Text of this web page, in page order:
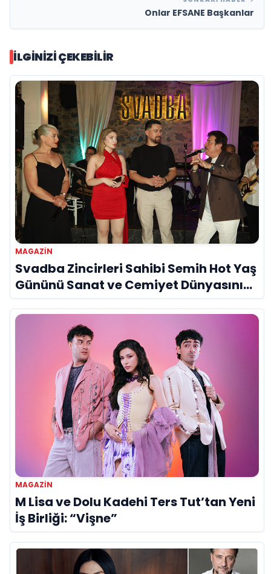
Onlar EFSANE Başkanlar
İLGINIZI ÇEKEBILIR
MAGAZIN
Svadba Zincirleri Sahibi Semih Hot Yaş
Gününü Sanat ve Cemiyet Dünyasının
Ünlü İsimleriyle Kutladı!
MAGAZIN
M Lisa ve Dolu Kadehi Ters Tut’tan Yeni
İş Birliği: “Vişne”